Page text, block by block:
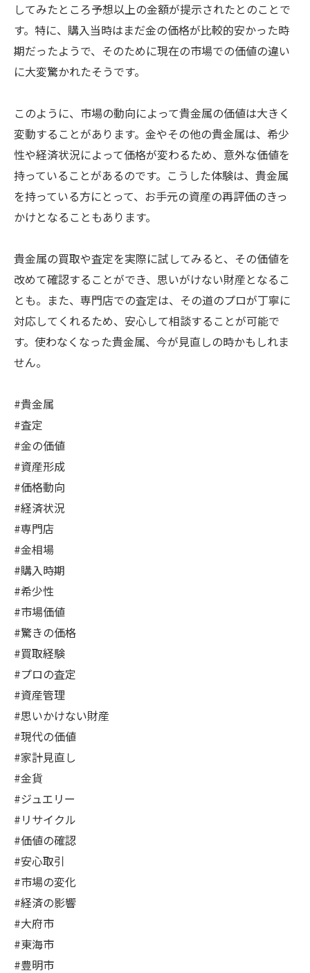
してみたところ予想以上の金額が提示されたとのことで
す。特に、購入当時はまだ金の価格が比較的安かった時
期だったようで、そのために現在の市場での価値の違い
に大変驚かれたそうです。
このように、市場の動向によって貴金属の価値は大きく
変動することがあります。金やその他の貴金属は、希少
性や経済状況によって価格が変わるため、意外な価値を
持っていることがあるのです。こうした体験は、貴金属
を持っている方にとって、お手元の資産の再評価のきっ
かけとなることもあります。
貴金属の買取や査定を実際に試してみると、その価値を
改めて確認することができ、思いがけない財産となるこ
とも。また、専門店での査定は、その道のプロが丁寧に
対応してくれるため、安心して相談することが可能で
す。使わなくなった貴金属、今が見直しの時かもしれま
せん。
#貴金属
#査定
#金の価値
#資産形成
#価格動向
#経済状況
#専門店
#金相場
#購入時期
#希少性
#市場価値
#驚きの価格
#買取経験
#プロの査定
#資産管理
#思いかけない財産
#現代の価値
#家計見直し
#金貨
#ジュエリー
#リサイクル
#価値の確認
#安心取引
#市場の変化
#経済の影響
#大府市
#東海市
#豊明市